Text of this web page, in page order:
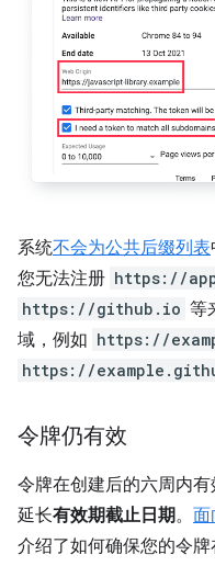
系统不会为公共后缀列表
您无法注册 https://
https://github.io 等
域，例如 https://
https://
令牌仍有效
令牌在创建后的六周内
延长有效期截止日期。 面
介绍了如何确保您的令牌